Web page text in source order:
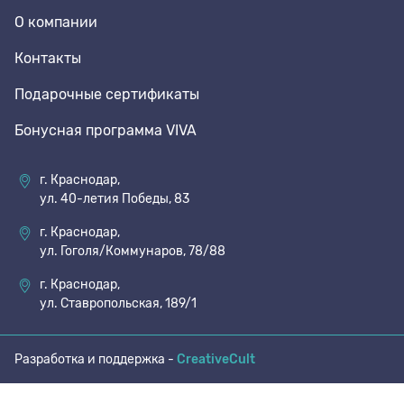
О компании
Контакты
Подарочные сертификаты
Бонусная программа VIVA
г. Краснодар,
ул. 40-летия Победы, 83
г. Краснодар,
ул. Гоголя/Коммунаров, 78/88
г. Краснодар,
ул. Ставропольская, 189/1
Разработка и поддержка - CreativeCult
8 den
Полустельки
Растяжитель и Очиститель
Рожки